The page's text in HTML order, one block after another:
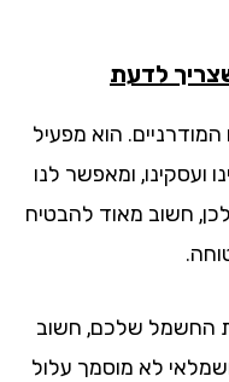
לדעת
הוא מפעיל
ומאפשר לנו
מאוד להבטיח
שלכם, חשוב
לא מוסמך עלול